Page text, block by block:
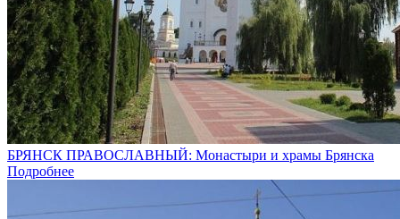
БРЯНСК ПРАВОСЛАВНЫЙ: Монастыри и храмы Брянска
Подробнее